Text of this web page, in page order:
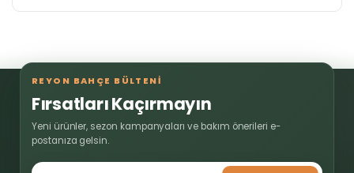
REYON BAHÇE BÜLTENİ
Fırsatları Kaçırmayın
Yeni ürünler, sezon kampanyaları ve bakım önerileri e-
postanıza gelsin.